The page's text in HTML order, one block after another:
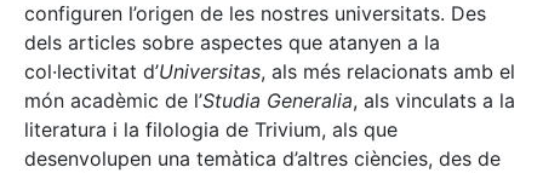
configuren l’origen de les nostres universitats. Des
dels articles sobre aspectes que atanyen a la
col·lectivitat d’Universitas, als més relacionats amb el
món acadèmic de l’Studia Generalia, als vinculats a la
literatura i la filologia de Trivium, als que
desenvolupen una temàtica d’altres ciències, des de